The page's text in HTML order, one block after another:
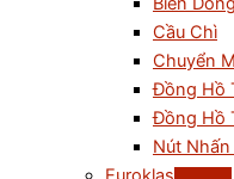
Cầu Chì
Chuyển
Đồng Hồ
Đồng Hồ
Nút